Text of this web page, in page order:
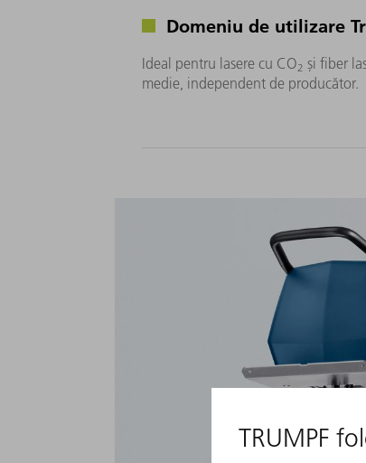
Domeniu de utilizare
Ideal pentru lasere cu CO2 și fiber
medie, independent de producător.